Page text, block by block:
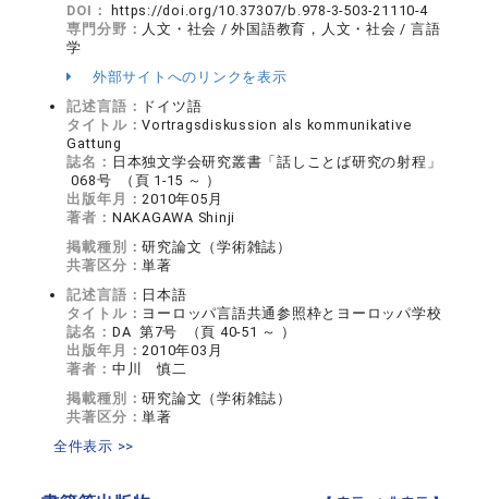
DOI：
https://doi.org/10.37307/b.978-3-503-21110-4
専門分野： 人文・社会 / 外国語教育，人文・社会 / 言語
学
外部サイトへのリンクを表示
記述言語： ドイツ語
タイトル：Vortragsdiskussion als kommunikative
Gattung
誌名： 日本独文学会研究叢書「話しことば研究の射程」
068号 （頁 1-15 ～ ）
出版年月：2010年05月
著者： NAKAGAWA Shinji
掲載種別：研究論文（学術雑誌）
共著区分：単著
記述言語： 日本語
タイトル： ヨーロッパ言語共通参照枠とヨーロッパ学校
誌名： DA 第7号 （頁 40-51 ～ ）
出版年月：2010年03月
著者： 中川 慎二
掲載種別：研究論文（学術雑誌）
共著区分：単著
全件表示 >>